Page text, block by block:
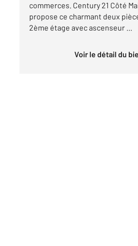
commerces. Century 21 Côté
propose ce charmant deux
2ème étage avec ascenseur ...
Voir le détail du